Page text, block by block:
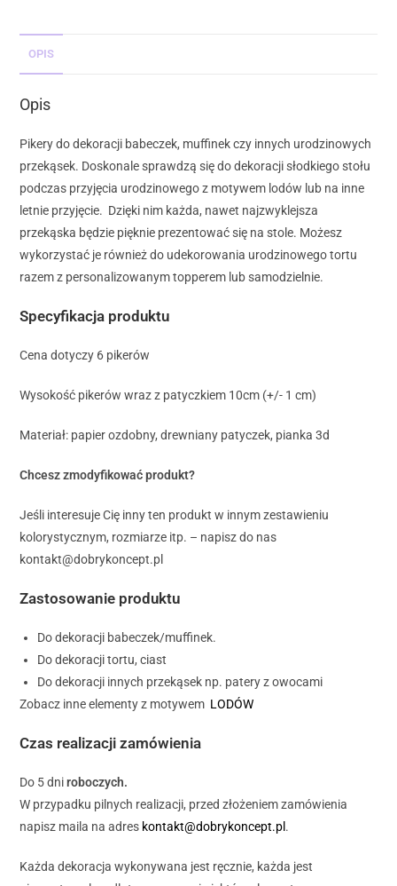
OPIS
Opis
Pikery do dekoracji babeczek, muffinek czy innych urodzinowych
przekąsek. Doskonale sprawdzą się do dekoracji słodkiego stołu
podczas przyjęcia urodzinowego z motywem lodów lub na inne
letnie przyjęcie. Dzięki nim każda, nawet najzwyklejsza
przekąska będzie pięknie prezentować się na stole. Możesz
wykorzystać je również do udekorowania urodzinowego tortu
razem z personalizowanym topperem lub samodzielnie.
Specyfikacja produktu
Cena dotyczy 6 pikerów
Wysokość pikerów wraz z patyczkiem 10cm (+/- 1 cm)
Materiał: papier ozdobny, drewniany patyczek, pianka 3d
Chcesz zmodyfikować produkt?
Jeśli interesuje Cię inny ten produkt w innym zestawieniu
kolorystycznym, rozmiarze itp. – napisz do nas
kontakt@dobrykoncept.pl
Zastosowanie produktu
Do dekoracji babeczek/muffinek.
Do dekoracji tortu, ciast
Do dekoracji innych przekąsek np. patery z owocami
Zobacz inne elementy z motywem LODÓW
Czas realizacji zamówienia
Do 5 dniroboczych.
W przypadku pilnych realizacji, przed złożeniem zamówienia
napisz maila na adres kontakt@dobrykoncept.pl .
Każda dekoracja wykonywana jest ręcznie, każda jest